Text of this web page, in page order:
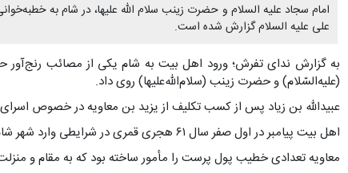
امام سجاد علیه السلام و حضرت زینب سلام الله علیها، در شام به
علی علیه السلام گزارش شده است.
به گزارش ندای تفرش؛ ورود اهل بیت به شام یکی از مصائب رنج‌آور
(علیه‌السّلام) و حضرت زینب (سلام‌الله‌علیها) روی داد.
عبیدالله بن زیاد پس از کسب تکلیف از یزید بن معاویه در خصوص اسرای
اهل بیت پیامبر در اول صفر سال ۶۱ هجری قمری در شرایطی وارد شهر شام شدند که حدود چهل سال در این شهر و اطراف آن بر ضد امیرالمؤمنین علی علیه السلام تبلیغات مسموم صورت گرفته بود.
معاویه تعدادی خطیب پول پرست را مأمور ساخته بود که به مقام و